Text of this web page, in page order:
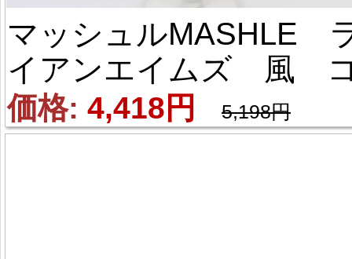
マッシュルMASHLE
イアンエイムズ 風
スプレウィッグ
価格: 4,418円 5,198円